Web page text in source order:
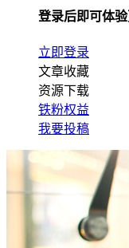
登录后即可体
立即登录
文章收藏
资源下载
铁粉权益
我要投稿